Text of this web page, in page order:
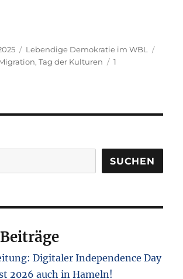
Denkanstoß-Infostand am Tag
Kategorien
Lebendige Demokratie im WBL
,Tag der Kulturen
1
SUCHEN
Digitaler Independence Day
2026 auch in Hameln!